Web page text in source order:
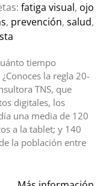
fatiga visual, ojo
, prevención, salud,
tiempo
la regla 20-
TNS, que
digitales, los
una media de 120
a la tablet; y 140
la población entre